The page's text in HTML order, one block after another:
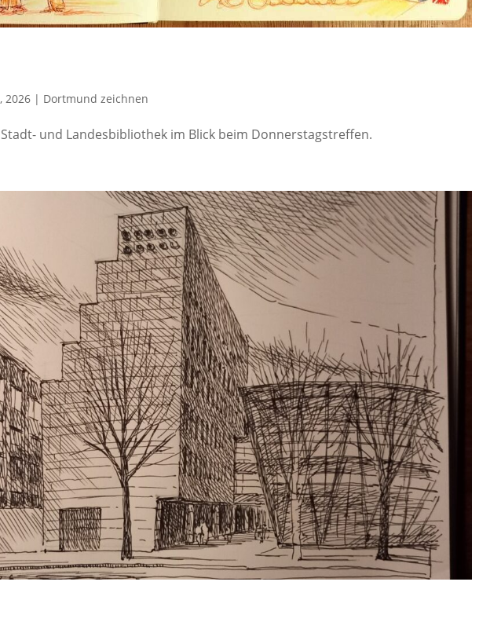
2026 | Dortmund zeichnen
Stadt- und Landesbibliothek im Blick beim Donnerstagstreffen.